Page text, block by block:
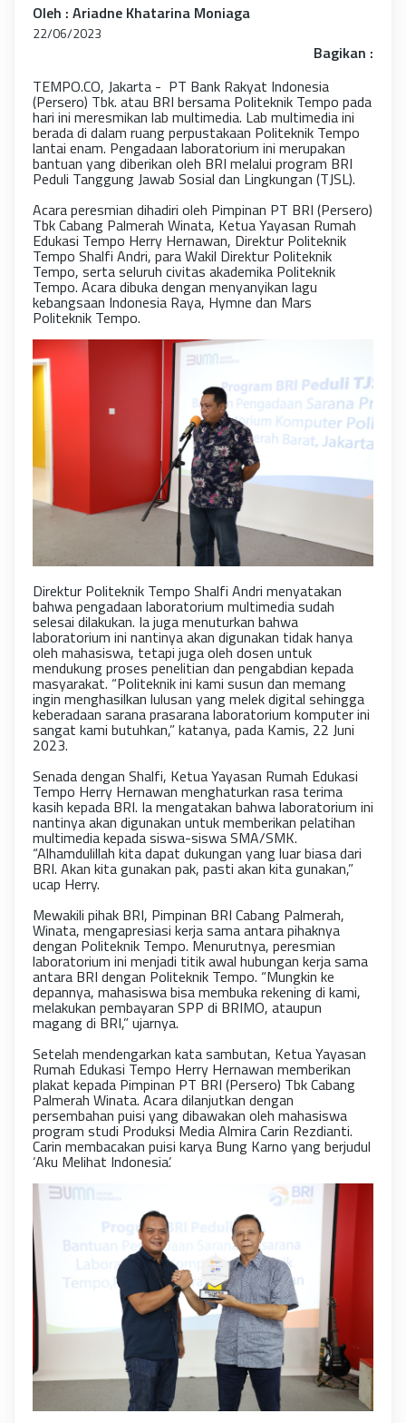
Oleh : Ariadne Khatarina Moniaga
22/06/2023
Bagikan :
TEMPO.CO, Jakarta - PT Bank Rakyat Indonesia
(Persero) Tbk. atau BRI bersama Politeknik Tempo pada
hari ini meresmikan lab multimedia. Lab multimedia ini
berada di dalam ruang perpustakaan Politeknik Tempo
lantai enam. Pengadaan laboratorium ini merupakan
bantuan yang diberikan oleh BRI melalui program BRI
Peduli Tanggung Jawab Sosial dan Lingkungan (TJSL).
Acara peresmian dihadiri oleh Pimpinan PT BRI (Persero)
Tbk Cabang Palmerah Winata, Ketua Yayasan Rumah
Edukasi Tempo Herry Hernawan, Direktur Politeknik
Tempo Shalfi Andri, para Wakil Direktur Politeknik
Tempo, serta seluruh civitas akademika Politeknik
Tempo. Acara dibuka dengan menyanyikan lagu
kebangsaan Indonesia Raya, Hymne dan Mars
Politeknik Tempo.
Direktur Politeknik Tempo Shalfi Andri menyatakan
bahwa pengadaan laboratorium multimedia sudah
selesai dilakukan. Ia juga menuturkan bahwa
laboratorium ini nantinya akan digunakan tidak hanya
oleh mahasiswa, tetapi juga oleh dosen untuk
mendukung proses penelitian dan pengabdian kepada
masyarakat. “Politeknik ini kami susun dan memang
ingin menghasilkan lulusan yang melek digital sehingga
keberadaan sarana prasarana laboratorium komputer ini
sangat kami butuhkan,” katanya, pada Kamis, 22 Juni
2023.
Senada dengan Shalfi, Ketua Yayasan Rumah Edukasi
Tempo Herry Hernawan menghaturkan rasa terima
kasih kepada BRI. Ia mengatakan bahwa laboratorium ini
nantinya akan digunakan untuk memberikan pelatihan
multimedia kepada siswa-siswa SMA/SMK.
“Alhamdulillah kita dapat dukungan yang luar biasa dari
BRI. Akan kita gunakan pak, pasti akan kita gunakan,”
ucap Herry.
Mewakili pihak BRI, Pimpinan BRI Cabang Palmerah,
Winata, mengapresiasi kerja sama antara pihaknya
dengan Politeknik Tempo. Menurutnya, peresmian
laboratorium ini menjadi titik awal hubungan kerja sama
antara BRI dengan Politeknik Tempo. “Mungkin ke
depannya, mahasiswa bisa membuka rekening di kami,
melakukan pembayaran SPP di BRIMO, ataupun
magang di BRI,” ujarnya.
Setelah mendengarkan kata sambutan, Ketua Yayasan
Rumah Edukasi Tempo Herry Hernawan memberikan
plakat kepada Pimpinan PT BRI (Persero) Tbk Cabang
Palmerah Winata. Acara dilanjutkan dengan
persembahan puisi yang dibawakan oleh mahasiswa
program studi Produksi Media Almira Carin Rezdianti.
Carin membacakan puisi karya Bung Karno yang berjudul
‘Aku Melihat Indonesia’.